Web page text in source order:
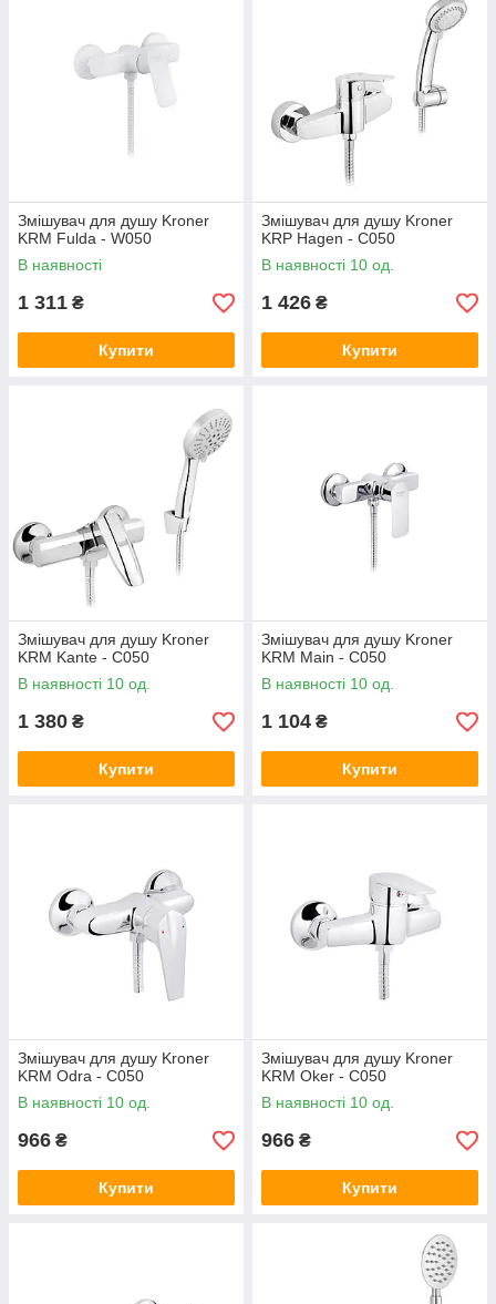
Змішувач для душу Kroner
KRM Fulda - W050
В наявності
1 311 ₴
Купити
Змішувач для душу Kroner
KRP Hagen - C050
В наявності 10 од.
1 426 ₴
Купити
Змішувач для душу Kroner
KRM Kante - C050
В наявності 10 од.
1 380 ₴
Купити
Змішувач для душу Kroner
KRM Main - C050
В наявності 10 од.
1 104 ₴
Купити
Змішувач для душу Kroner
KRM Odra - C050
В наявності 10 од.
966 ₴
Купити
Змішувач для душу Kroner
KRM Oker - C050
В наявності 10 од.
966 ₴
Купити